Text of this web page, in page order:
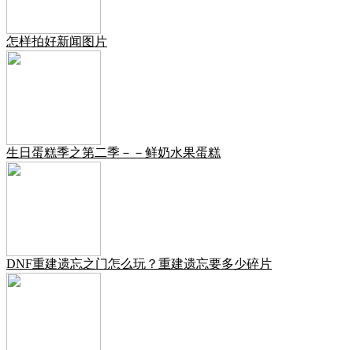
怎样拍好新闻图片
生日蛋糕季之第二季－－鲜奶水果蛋糕
DNF重建遗忘之门怎么玩？重建遗忘要多少碎片